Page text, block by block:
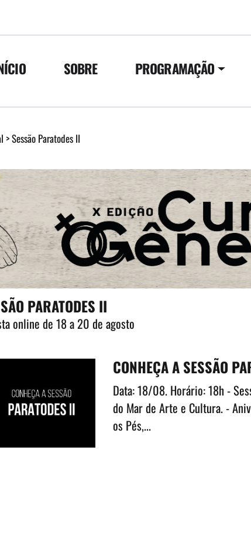
SOBRE PROGRAMAÇÃO
>Sessão Paratodes II
PARATODES II
online de 18 a 20 de agosto
CONHEÇA A SESSÃO
Data: 18/08. Horário: 18h -
do Mar de Arte e Cultura. -
os Pés,...